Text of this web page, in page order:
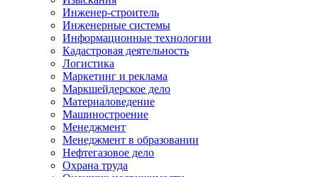
Инженер-строитель
Инженерные системы
Информационные технологии
Кадастровая деятельность
Логистика
Маркетинг и реклама
Маркшейдерское дело
Материаловедение
Машиностроение
Менеджмент
Менеджмент в образовании
Нефтегазовое дело
Охрана труда